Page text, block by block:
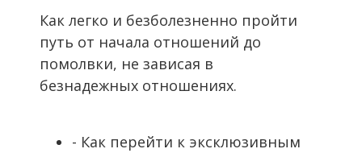
Как легко и безболезненно пройти
путь от начала отношений до
помолвки, не зависая в
безнадежных отношениях.
- Как перейти к эксклюзивным